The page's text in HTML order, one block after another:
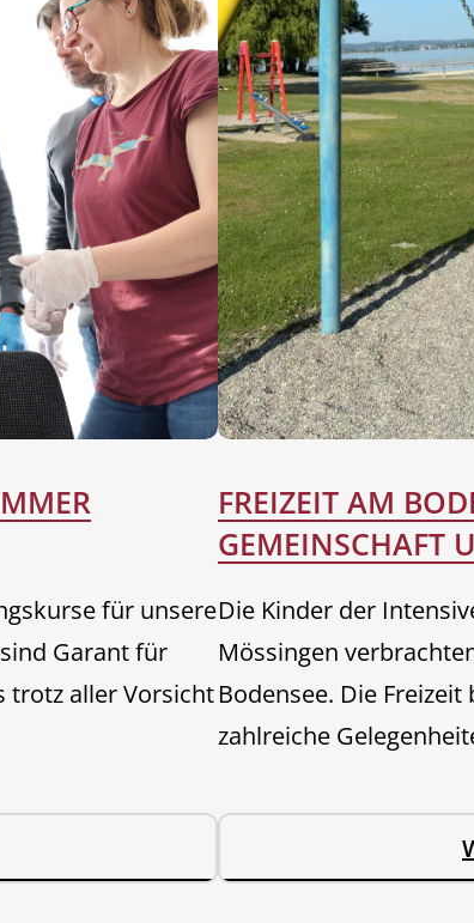
für unsere
Garant für
trotz aller Vorsicht
FREIZEIT AM
GEMEINSCHAFT
Die Kinder der
Mössingen
Bodensee. Die
zahlreiche